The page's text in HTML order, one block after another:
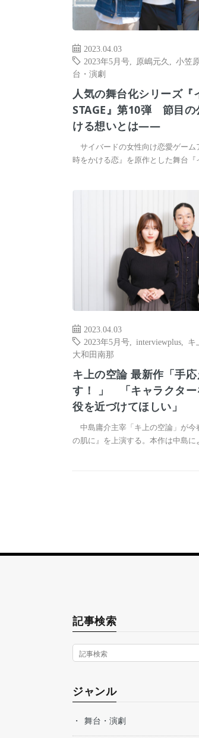
2023.04.03
2023年5月号
原嶋元久 小笠
台・演劇
人気の舞台化シリーズ『
STAGE』第10弾 節目の
ける想いとは――
サイバードの女性向け恋愛ゲー
時をかける恋』を原作とした舞台
2023.04.03
2023年5月号
interviewplus キ
大和田南那
キ上の空論 最新作「手
す！ 」 「キャラクター
役を近づけてほしい」
中島庸介主宰「キ上の空論」が今
の肌に』を上演する。本作は中島
記事検索
ジャンル
舞台・演劇